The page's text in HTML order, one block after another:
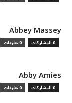
Abbey Massey
0 المشاركات 0 تعليقات
Abby Amies
0 المشاركات 0 تعليقات